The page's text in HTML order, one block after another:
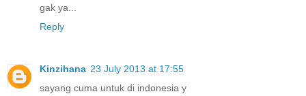
gak ya...
Reply
Kinzihana 23 July 2013 at 17:55
sayang cuma untuk di indonesia y